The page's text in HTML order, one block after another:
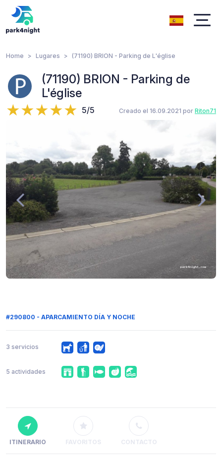
Home Lugares (71190) BRION - Parking de L'église
(71190) BRION - Parking de
L'église
5/5 Creado el 16.09.2021 por Riton71
#290800 - APARCAMIENTO DÍA Y NOCHE
3 servicios
5 actividades
ITINERARIO FAVORITOS CONTACTO